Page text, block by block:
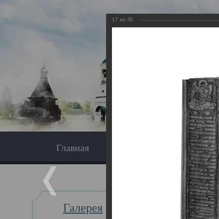
Главная
Галерея
Главная
17 из 45